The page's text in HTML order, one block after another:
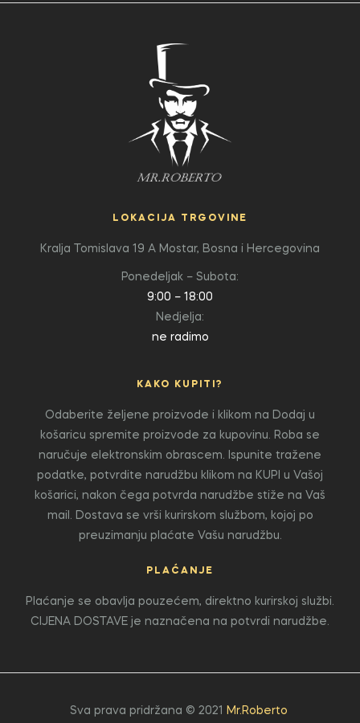
LOKACIJA TRGOVINE
Kralja Tomislava 19 A Mostar, Bosna i Hercegovina
Ponedeljak – Subota:
9:00 – 18:00
Nedjelja:
ne radimo
KAKO KUPITI?
Odaberite željene proizvode i klikom na Dodaj u
košaricu spremite proizvode za kupovinu. Roba se
naručuje elektronskim obrascem. Ispunite tražene
podatke, potvrdite narudžbu klikom na KUPI u Vašoj
košarici, nakon čega potvrda narudžbe stiže na Vaš
mail. Dostava se vrši kurirskom službom, kojoj po
preuzimanju plaćate Vašu narudžbu.
PLAĆANJE
Plaćanje se obavlja pouzećem, direktno kurirskoj službi.
CIJENA DOSTAVE je naznačena na potvrdi narudžbe.
Sva prava pridržana © 2021 Mr.Roberto